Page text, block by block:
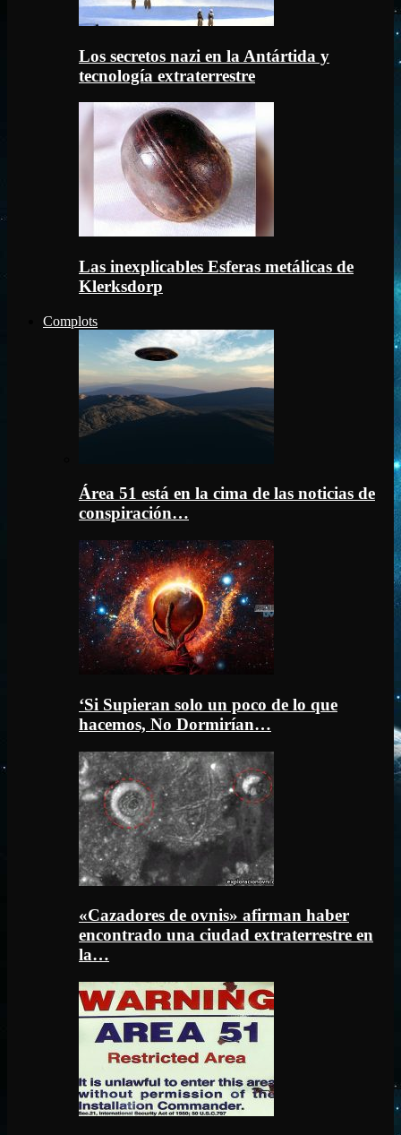
Los secretos nazi en la Antártida y
tecnología extraterrestre
Las inexplicables Esferas metálicas de
Klerksdorp
Complots
Área 51 está en la cima de las noticias de
conspiración…
‘Si Supieran solo un poco de lo que
hacemos, No Dormirían…
«Cazadores de ovnis» afirman haber
encontrado una ciudad extraterrestre en
la…